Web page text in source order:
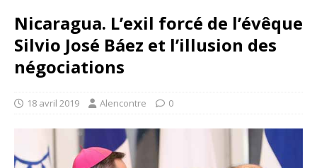
Nicaragua. L’exil forcé de l’évêque
Silvio José Báez et l’illusion des
négociations
18 avril 2019 Alencontre 0